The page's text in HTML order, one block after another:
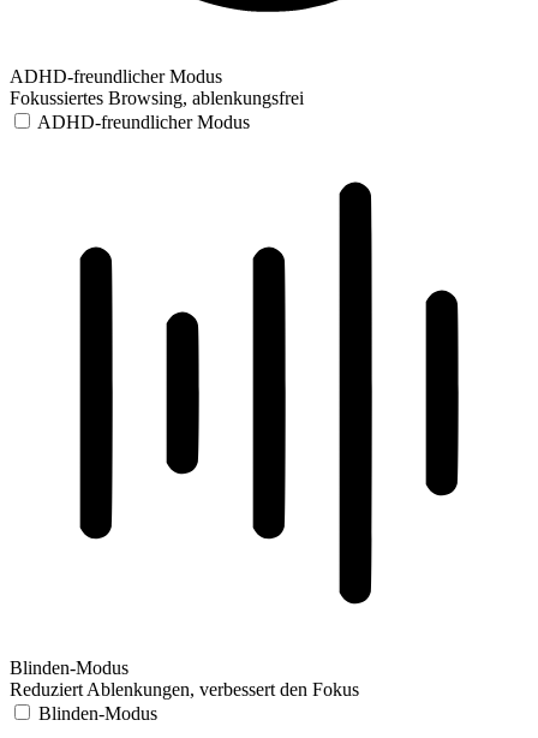
ADHD-freundlicher Modus
Fokussiertes Browsing, ablenkungsfrei
ADHD-freundlicher Modus
Blinden-Modus
Reduziert Ablenkungen, verbessert den Fokus
Blinden-Modus